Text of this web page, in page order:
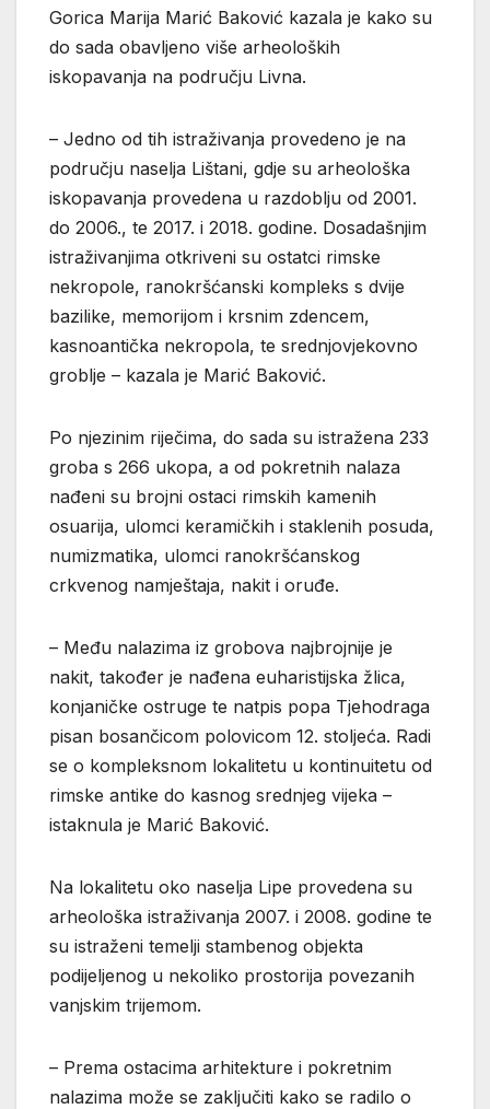
Gorica Marija Marić Baković kazala je kako su
do sada obavljeno više arheoloških
iskopavanja na području Livna.
– Jedno od tih istraživanja provedeno je na
području naselja Lištani, gdje su arheološka
iskopavanja provedena u razdoblju od 2001.
do 2006., te 2017. i 2018. godine. Dosadašnjim
istraživanjima otkriveni su ostatci rimske
nekropole, ranokršćanski kompleks s dvije
bazilike, memorijom i krsnim zdencem,
kasnoantička nekropola, te srednjovjekovno
groblje – kazala je Marić Baković.
Po njezinim riječima, do sada su istražena 233
groba s 266 ukopa, a od pokretnih nalaza
nađeni su brojni ostaci rimskih kamenih
osuarija, ulomci keramičkih i staklenih posuda,
numizmatika, ulomci ranokršćanskog
crkvenog namještaja, nakit i oruđe.
– Među nalazima iz grobova najbrojnije je
nakit, također je nađena euharistijska žlica,
konjaničke ostruge te natpis popa Tjehodraga
pisan bosančicom polovicom 12. stoljeća. Radi
se o kompleksnom lokalitetu u kontinuitetu od
rimske antike do kasnog srednjeg vijeka –
istaknula je Marić Baković.
Na lokalitetu oko naselja Lipe provedena su
arheološka istraživanja 2007. i 2008. godine te
su istraženi temelji stambenog objekta
podijeljenog u nekoliko prostorija povezanih
vanjskim trijemom.
– Prema ostacima arhitekture i pokretnim
nalazima može se zaključiti kako se radilo o